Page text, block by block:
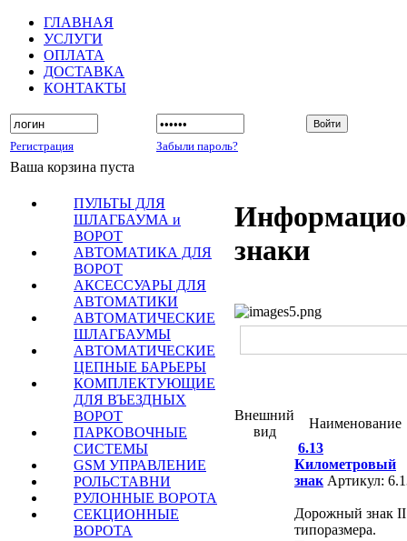
ГЛАВНАЯ
УСЛУГИ
ОПЛАТА
ДОСТАВКА
КОНТАКТЫ
Регистрация Забыли пароль?
Ваша корзина пуста
ПУЛЬТЫ ДЛЯ
ШЛАГБАУМА и
ВОРОТ
АВТОМАТИКА ДЛЯ
ВОРОТ
АКСЕССУАРЫ ДЛЯ
АВТОМАТИКИ
АВТОМАТИЧЕСКИЕ
ШЛАГБАУМЫ
АВТОМАТИЧЕСКИЕ
ЦЕПНЫЕ БАРЬЕРЫ
КОМПЛЕКТУЮЩИЕ
ДЛЯ ВЪЕЗДНЫХ
ВОРОТ
ПАРКОВОЧНЫЕ
СИСТЕМЫ
GSM УПРАВЛЕНИЕ
РОЛЬСТАВНИ
РУЛОННЫЕ ВОРОТА
СЕКЦИОННЫЕ
ВОРОТА
знаки
Внешний
вид
Наименование
6.13
Километровый
знак Артикул:
Дорожный знак II
типоразмера.